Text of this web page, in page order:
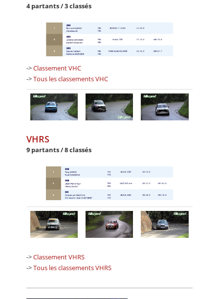
4 partants / 3 classés
->Classement VHC
->Tous les classements VHC
VHRS
9 partants / 8 classés
->Classement VHRS
->Tous les classements VHRS